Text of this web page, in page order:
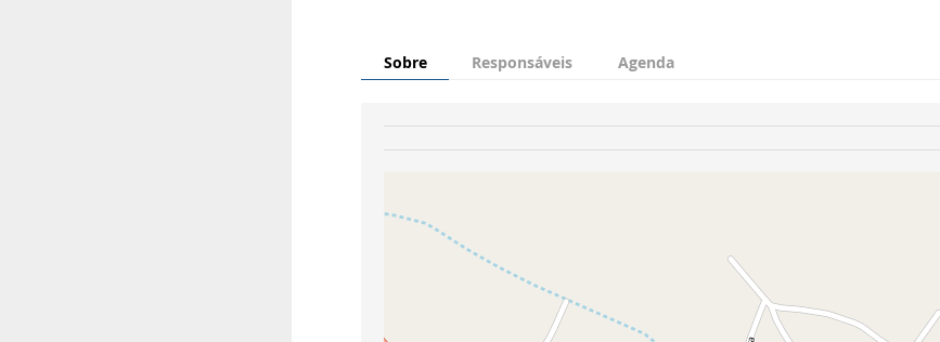
Sobre Responsáveis Agenda